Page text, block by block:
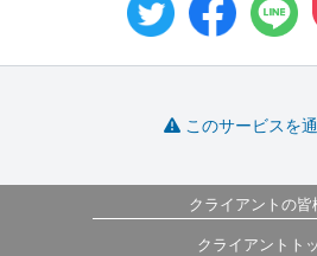
このサービスを
クライアントの皆
クライアントト